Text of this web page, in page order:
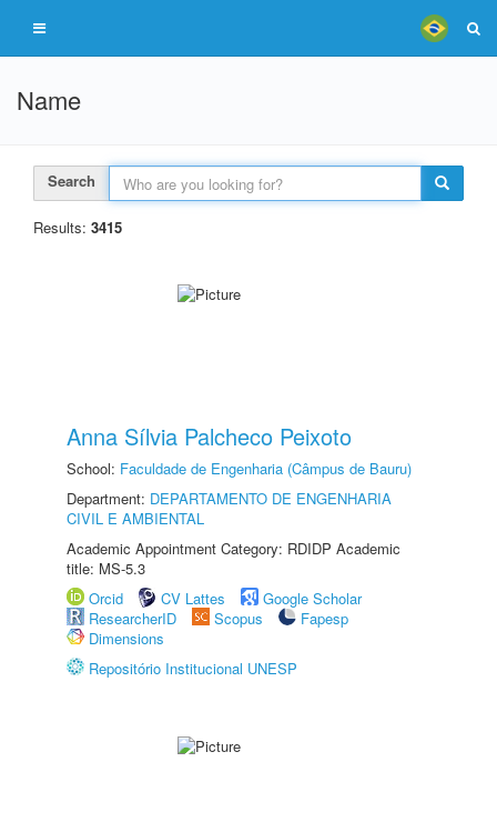
Name
Search
Results: 3415
Anna Sílvia Palcheco Peixoto
School: Faculdade de Engenharia (Câmpus de Bauru)
Department: DEPARTAMENTO DE ENGENHARIA
CIVIL E AMBIENTAL
Academic Appointment Category: RDIDP Academic
title: MS-5.3
Orcid
CV Lattes
Google Scholar
ResearcherID
Scopus
Fapesp
Dimensions
Repositório Institucional UNESP